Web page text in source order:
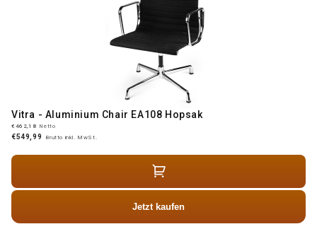
Vitra - Aluminium Chair EA108 Hopsak
€462,18 Netto
€549,99 Brutto inkl. MwSt.
Jetzt kaufen